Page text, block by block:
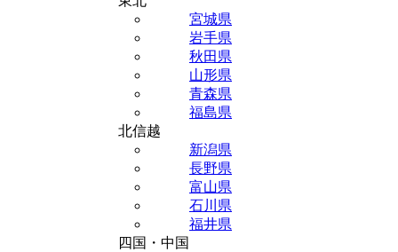
宮城県
岩手県
秋田県
山形県
青森県
福島県
北信越
新潟県
長野県
富山県
石川県
福井県
四国・中国